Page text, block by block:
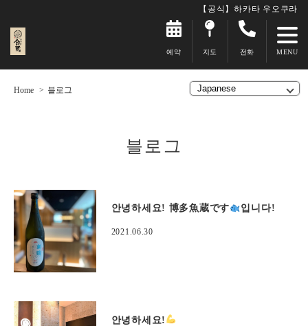
【공식】하카타 우오쿠라
예약 지도 전화
Home 블로그
블로그
안녕하세요! 博多魚蔵です 입니다!
2021.06.30
안녕하세요!